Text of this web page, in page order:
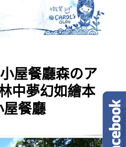
屋餐廳森のア
中夢幻如繪本
屋餐廳